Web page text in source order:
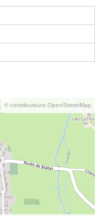
© contributeurs OpenStreetMap